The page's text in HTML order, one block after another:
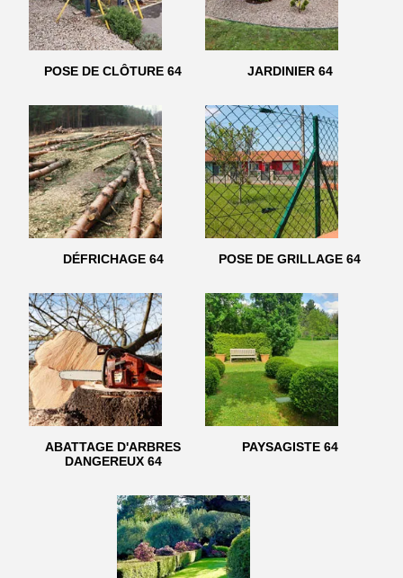
POSE DE CLÔTURE 64 JARDINIER 64
DÉFRICHAGE 64 POSE DE GRILLAGE 64
ABATTAGE D'ARBRES
DANGEREUX 64
PAYSAGISTE 64